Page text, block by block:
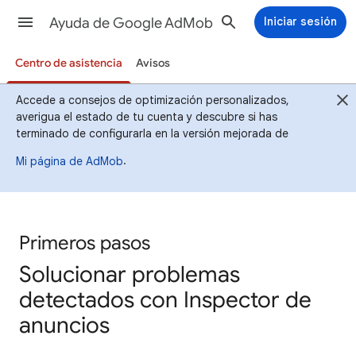
Ayuda de Google AdMob Iniciar sesión
Centro de asistencia Avisos
Accede a consejos de optimización personalizados,
averigua el estado de tu cuenta y descubre si has
terminado de configurarla en la versión mejorada de
Mi página de AdMob.
Primeros pasos
Solucionar problemas
detectados con Inspector de
anuncios